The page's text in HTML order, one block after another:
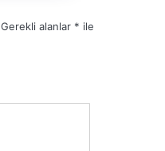
Gerekli alanlar * ile